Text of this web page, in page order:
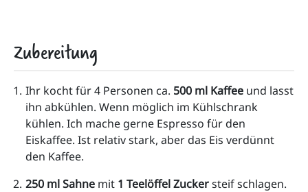
Zubereitung
Ihr kocht für 4 Personen ca. 500 ml Kaffee und lasst
ihn abkühlen. Wenn möglich im Kühlschrank
kühlen. Ich mache gerne Espresso für den
Eiskaffee. Ist relativ stark, aber das Eis verdünnt
den Kaffee.
250 ml Sahne mit 1 Teelöffel Zucker steif schlagen.